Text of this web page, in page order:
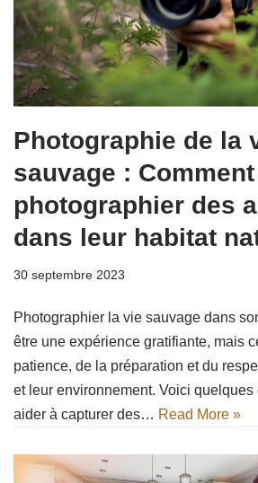
Photographie de la
sauvage : Comment
photographier des
dans leur habitat
30 septembre 2023
Photographier la vie sauvage dans
être une expérience gratifiante, mais
patience, de la préparation et du
et leur environnement. Voici
aider à capturer des… Read More »